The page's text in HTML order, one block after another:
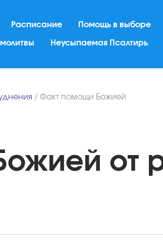
Расписание Помощь в выборе
Неусыпаемая Псалтирь
/ Факт помощи Божией
от